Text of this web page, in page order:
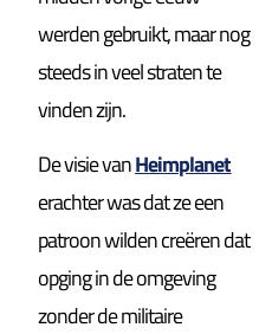
werden gebruikt, maar nog
steeds in veel straten te
vinden zijn.
De visie vanHeimplanet
erachter was dat ze een
patroon wilden creëren dat
opging in de omgeving
zonder de militaire